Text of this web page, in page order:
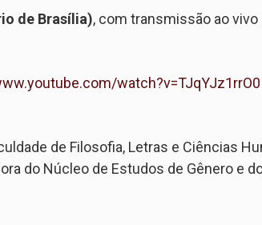
de Brasília), com transmissão ao vivo
watch?v=TJqYJz1rrO0
de Filosofia, Letras e Ciências
do Núcleo de Estudos de Gênero e